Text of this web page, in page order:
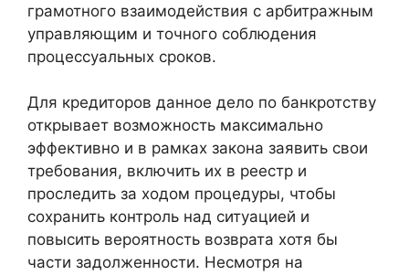
грамотного взаимодействия с арбитражным
управляющим и точного соблюдения
процессуальных сроков.
Для кредиторов данное дело по банкротству
открывает возможность максимально
эффективно и в рамках закона заявить свои
требования, включить их в реестр и
проследить за ходом процедуры, чтобы
сохранить контроль над ситуацией и
повысить вероятность возврата хотя бы
части задолженности. Несмотря на